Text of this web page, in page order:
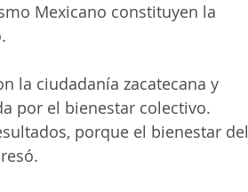
Mexicano constituyen la
la ciudadanía zacatecana y
por el bienestar colectivo.
porque el bienestar del